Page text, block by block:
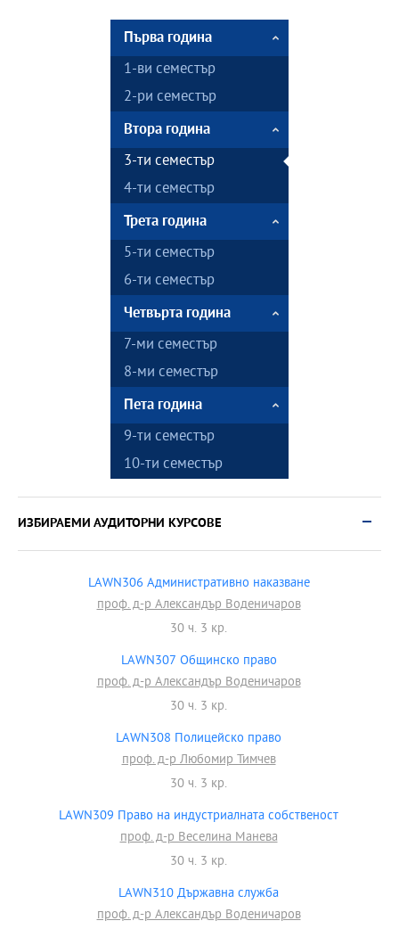
Първа година
1-ви семестър
2-ри семестър
Втора година
3-ти семестър
4-ти семестър
Трета година
5-ти семестър
6-ти семестър
Четвърта година
7-ми семестър
8-ми семестър
Пета година
9-ти семестър
10-ти семестър
ИЗБИРАЕМИ АУДИТОРНИ КУРСОВЕ
LAWN306 Административно наказване
проф. д-р Александър Воденичаров
30 ч. 3 кр.
LAWN307 Общинско право
проф. д-р Александър Воденичаров
30 ч. 3 кр.
LAWN308 Полицейско право
проф. д-р Любомир Тимчев
30 ч. 3 кр.
LAWN309 Право на индустриалната собственост
проф. д-р Веселина Манева
30 ч. 3 кр.
LAWN310 Държавна служба
проф. д-р Александър Воденичаров